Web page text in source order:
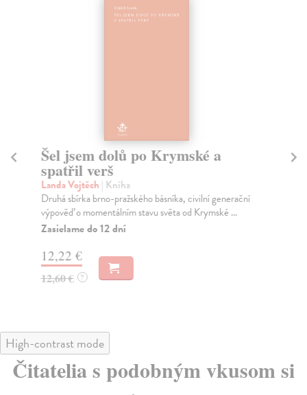
Šel jsem dolů po Krymské a
spatřil verš
Landa Vojtěch | Kniha
Druhá sbírka brno-pražského básníka, civilní generační
výpověď o momentálním stavu světa od Krymské ...
Zasielame do 12 dní
12,22 €
12,60 € ?
High-contrast mode
Čitatelia s podobným vkusom si